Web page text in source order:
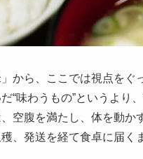
から、ここでは視点をぐ
“味わうもの”というより
空腹を満たし、体を動か
、発送を経て食卓に届